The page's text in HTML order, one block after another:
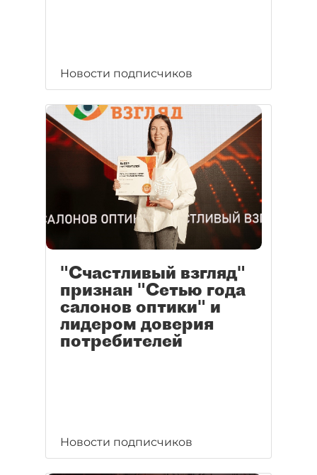
Новости подписчиков
"Счастливый взгляд"
признан "Сетью года
салонов оптики" и
лидером доверия
потребителей
Новости подписчиков